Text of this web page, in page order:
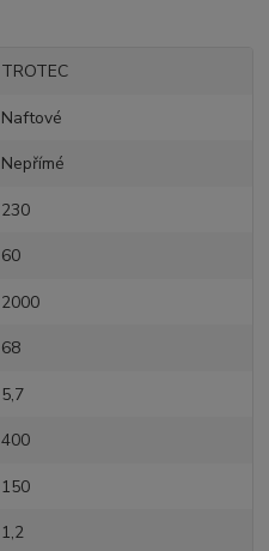
TROTEC
Naftové
Nepřímé
230
60
2000
68
5,7
400
150
1,2